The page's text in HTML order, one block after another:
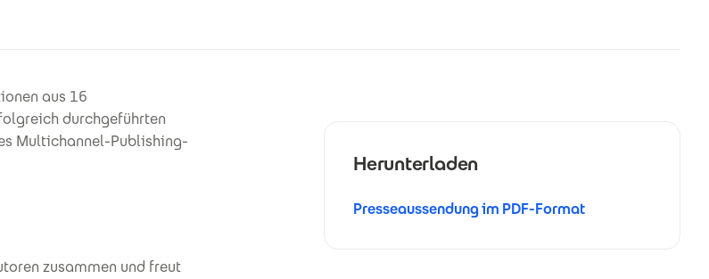
aus 16
durchgeführten
Multichannel-Publishing-
zusammen und freut
Herunterladen
Presseaussendung im PDF-Format